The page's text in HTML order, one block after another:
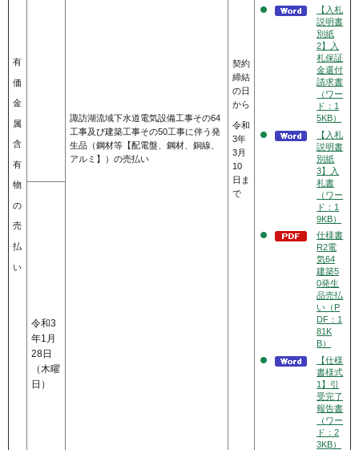
有
価
金
属
含
有
物
の
売
払
い
諏訪湖流域下水道電気設備工事その64
工事及び建築工事その50工事に伴う発
生品（鋼材等【配電盤、鋼材、銅線、
アルミ】）の売払い
契約
締結
の日
から
令和
3年
3月
10
日ま
で
【入札
説明書
別紙
2】入
札保証
金還付
請求書
（ワー
ド：1
5KB）
【入札
説明書
別紙
3】入
札書
（ワー
ド：1
9KB）
仕様書
R2電
気64
建築5
0発生
品売払
い（P
DF：1
81K
B）
【仕様
書様式
1】引
受完了
報告書
（ワー
ド：2
3KB）
令和3
年1月
28日
（木曜
日）